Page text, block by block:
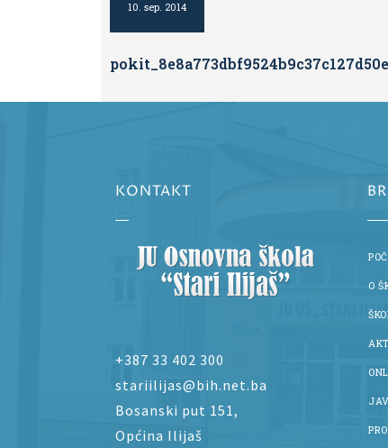
10. sep. 2014
KONTAKT
+387 33 402 300
stariilijas@bih.net.ba
Bosanski put 151,
Općina Ilijaš
O